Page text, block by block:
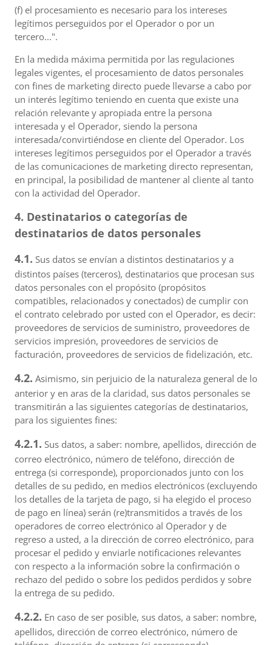
(f) el procesamiento es necesario para los intereses
legítimos perseguidos por el Operador o por un
tercero...".
En la medida máxima permitida por las regulaciones
legales vigentes, el procesamiento de datos personales
con fines de marketing directo puede llevarse a cabo por
un interés legítimo teniendo en cuenta que existe una
relación relevante y apropiada entre la persona
interesada y el Operador, siendo la persona
interesada/convirtiéndose en cliente del Operador. Los
intereses legítimos perseguidos por el Operador a través
de las comunicaciones de marketing directo representan,
en principal, la posibilidad de mantener al cliente al tanto
con la actividad del Operador.
4. Destinatarios o categorías de
destinatarios de datos personales
4.1. Sus datos se envían a distintos destinatarios y a
distintos países (terceros), destinatarios que procesan sus
datos personales con el propósito (propósitos
compatibles, relacionados y conectados) de cumplir con
el contrato celebrado por usted con el Operador, es decir:
proveedores de servicios de suministro, proveedores de
servicios impresión, proveedores de servicios de
facturación, proveedores de servicios de fidelización, etc.
4.2. Asimismo, sin perjuicio de la naturaleza general de lo
anterior y en aras de la claridad, sus datos personales se
transmitirán a las siguientes categorías de destinatarios,
para los siguientes fines:
4.2.1. Sus datos, a saber: nombre, apellidos, dirección de
correo electrónico, número de teléfono, dirección de
entrega (si corresponde), proporcionados junto con los
detalles de su pedido, en medios electrónicos (excluyendo
los detalles de la tarjeta de pago, si ha elegido el proceso
de pago en línea) serán (re)transmitidos a través de los
operadores de correo electrónico al Operador y de
regreso a usted, a la dirección de correo electrónico, para
procesar el pedido y enviarle notificaciones relevantes
con respecto a la información sobre la confirmación o
rechazo del pedido o sobre los pedidos perdidos y sobre
la entrega de su pedido.
4.2.2. En caso de ser posible, sus datos, a saber: nombre,
apellidos, dirección de correo electrónico, número de